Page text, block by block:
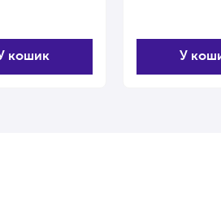
кошик У